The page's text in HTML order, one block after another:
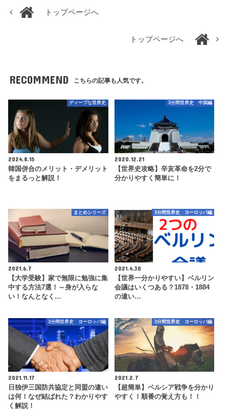
トップページへ
トップページへ
RECOMMEND こちらの記事も人気です。
ディープな世界史
2024.8.15
韓国併合のメリット・デメリット
をまるっと解説！
3分間世界史 中国編
2020.12.21
【世界史攻略】辛亥革命を2分で
分かりやすく簡単に！
まとめシリーズ
2021.6.7
【大学受験】家で無限に勉強に集
中する方法7選！～身が入らな
い！なんとなく…
3分間世界史 ヨーロッパ編
2021.4.30
【世界一分かりやすい】ベルリン
会議はいくつある？1878・1884
の違い…
3分間世界史 ヨーロッパ編
2021.11.17
日独伊三国防共協定と同盟の違い
は何！なぜ結ばれた？わかりやす
く解説！
3分間世界史 ヨーロッパ編
2021.2.7
【超簡単】ペルシア戦争を分かり
やすく！順番の覚え方も！！